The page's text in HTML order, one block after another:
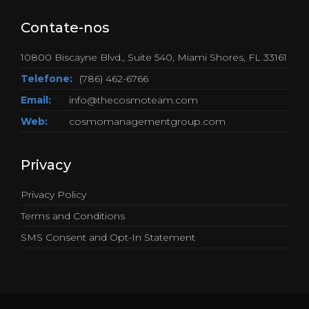
Contate-nos
10800 Biscayne Blvd., Suite 540, Miami Shores, FL 33161
Telefone:
(786) 462-6766
Email:
info@thecosmoteam.com
Web:
cosmomanagementgroup.com
Privacy
Privacy Policy
Terms and Conditions
SMS Consent and Opt-In Statement